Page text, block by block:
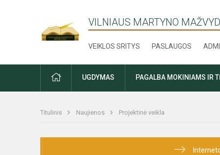
VILNIAUS MARTYNO
VEIKLOS SRITYS PASLAUGOS
PRADŽIAUGDYMAS PAGALBA MOKINIAMS IR
Titulinis Naujienos Projektinė veikla